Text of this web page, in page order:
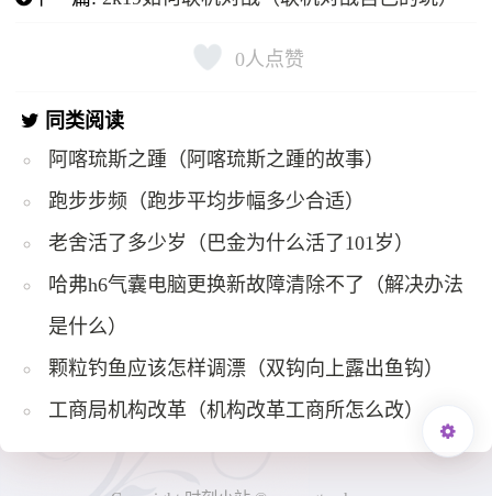
0人点赞
同类阅读
阿喀琉斯之踵（阿喀琉斯之踵的故事）
跑步步频（跑步平均步幅多少合适）
老舍活了多少岁（巴金为什么活了101岁）
哈弗h6气囊电脑更换新故障清除不了（解决办法
是什么）
颗粒钓鱼应该怎样调漂（双钩向上露出鱼钩）
工商局机构改革（机构改革工商所怎么改）